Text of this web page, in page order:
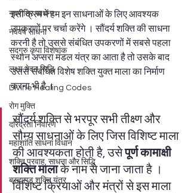
नवरात्रि साधना
नववर्ष साधना
सदगुरु कृपा विशेषांक
लक्ष्य भेदन सिद्धि
Divine Healing Codes
रोग मुक्ति
दरिद्रता निवारण
महाशांति साधना विधान
शक्ति प्रवाह, साधना और सिद्धि
ब्रह्माण्ड शक्ति यंत्र
इसी क्रम में हम इन साधनाओं के लिए आवश्यक
उपकरणों पर चर्चा करेंगे । सौंदर्य शक्ति की साधना
करनी है तो उससे संबंधित उपकरणों में सबसे पहला
स्थान अप्सरा मंडल यंत्र का आता है तो उसके बाद
उससे संबंधित विशेष शक्ति युक्त माला का निर्माण
करना भी है ।
सौंदर्य शक्ति से भरपूर सभी तीक्ष्ण और
सौम्य साधनाओं के लिए जिस विशिष्ट माला
की आवश्यकता होती है, उसे पूर्ण कामाक्षी
शक्ति माला के नाम से जाना जाता है ।
विशिष्ट क्रियाओं और मंत्रों से इस माला